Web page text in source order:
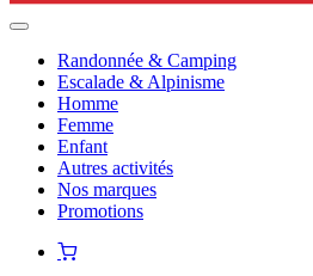
Randonnée & Camping
Escalade & Alpinisme
Homme
Femme
Enfant
Autres activités
Nos marques
Promotions